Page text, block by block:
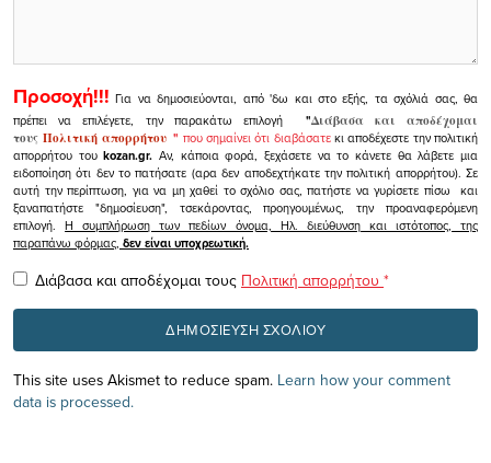
Προσοχή!!! Για να δημοσιεύονται, από 'δω και στο εξής, τα σχόλιά σας, θα
πρέπει να επιλέγετε, την παρακάτω επιλογή
"Διάβασα και αποδέχομαι
τουςΠολιτική απορρήτου" που σημαίνει ότι διαβάσατεκι αποδέχεστε την πολιτική
απορρήτου τουkozan.gr. Αν, κάποια φορά, ξεχάσετε να το κάνετε θα λάβετε μια
ειδοποίηση ότι δεν το πατήσατε (αρα δεν αποδεχτήκατε την πολιτική απορρήτου). Σε
αυτή την περίπτωση, για να μη χαθεί το σχόλιο σας, πατήστε να γυρίσετε πίσω και
ξαναπατήστε "δημοσίευση", τσεκάροντας, προηγουμένως, την προαναφερόμενη
επιλογή.Η συμπλήρωση των πεδίων όνομα, Ηλ. διεύθυνση και ιστότοπος, της
παραπάνω φόρμας, δεν είναι υποχρεωτική.
Διάβασα και αποδέχομαι τους Πολιτική απορρήτου *
This site uses Akismet to reduce spam. Learn how your comment
data is processed.